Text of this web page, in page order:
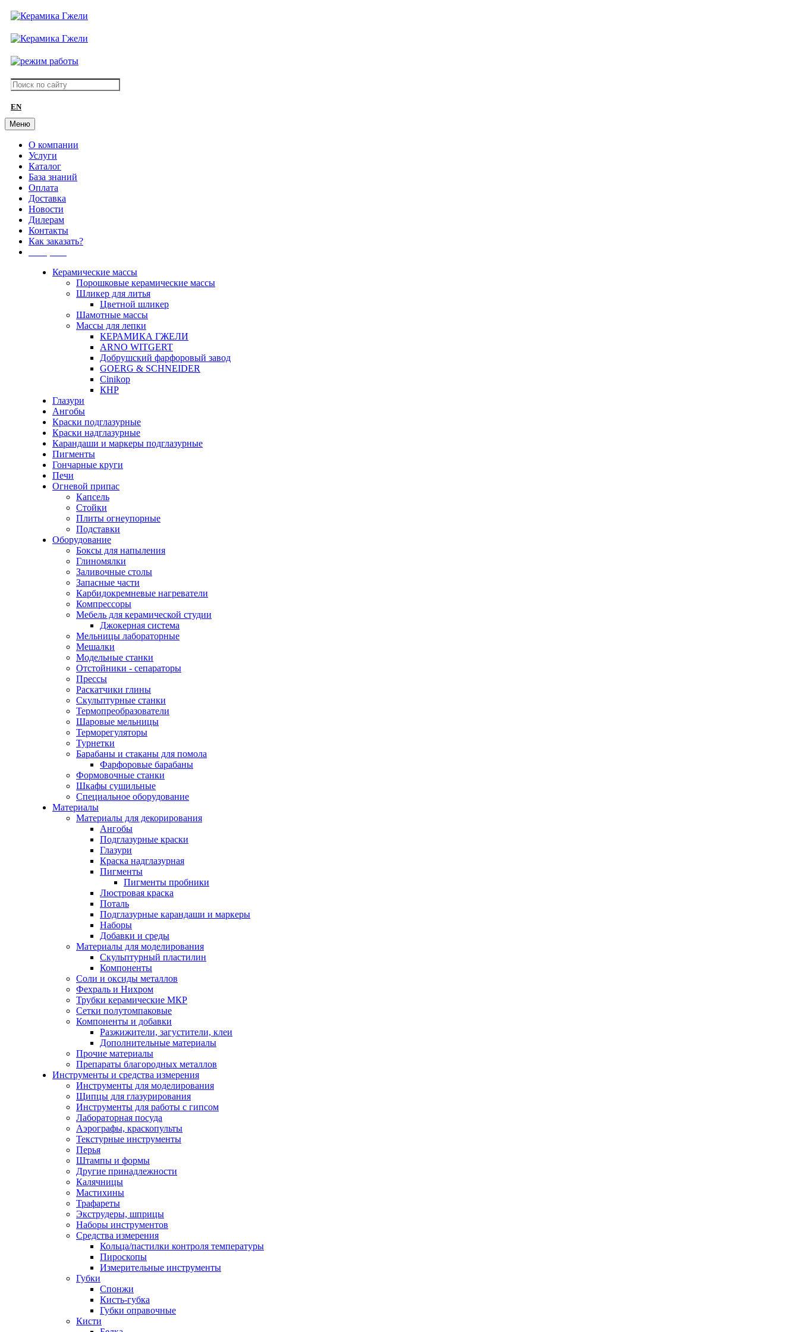
EN
Меню
О компании
Услуги
Каталог
База знаний
Оплата
Доставка
Новости
Дилерам
Контакты
Как заказать?
Керамические массы
Порошковые керамические массы
Шликер для литья
Цветной шликер
Шамотные массы
Массы для лепки
КЕРАМИКА ГЖЕЛИ
ARNO WITGERT
Добрушский фарфоровый завод
GOERG & SCHNEIDER
Cinikop
КНР
Глазури
Ангобы
Краски подглазурные
Краски надглазурные
Карандаши и маркеры подглазурные
Пигменты
Гончарные круги
Печи
Огневой припас
Капсель
Стойки
Плиты огнеупорные
Подставки
Оборудование
Боксы для напыления
Глиномялки
Заливочные столы
Запасные части
Карбидокремневые нагреватели
Компрессоры
Мебель для керамической студии
Джокерная система
Мельницы лабораторные
Мешалки
Модельные станки
Отстойники - сепараторы
Прессы
Раскатчики глины
Скульптурные станки
Термопреобразователи
Шаровые мельницы
Терморегуляторы
Турнетки
Барабаны и стаканы для помола
Фарфоровые барабаны
Формовочные станки
Шкафы сушильные
Специальное оборудование
Материалы
Материалы для декорирования
Ангобы
Подглазурные краски
Глазури
Краска надглазурная
Пигменты
Пигменты пробники
Люстровая краска
Поталь
Подглазурные карандаши и маркеры
Наборы
Добавки и среды
Материалы для моделирования
Скульптурный пластилин
Компоненты
Соли и оксиды металлов
Фехраль и Нихром
Трубки керамические МКР
Сетки полутомпаковые
Компоненты и добавки
Разжижители, загустители, клеи
Дополнительные материалы
Прочие материалы
Препараты благородных металлов
Инструменты и средства измерения
Инструменты для моделирования
Щипцы для глазурирования
Инструменты для работы с гипсом
Лабораторная посуда
Аэрографы, краскопульты
Текстурные инструменты
Перья
Штампы и формы
Другие принадлежности
Калячницы
Мастихины
Трафареты
Экструдеры, шприцы
Наборы инструментов
Средства измерения
Кольца/пастилки контроля температуры
Пироскопы
Измерительные инструменты
Губки
Спонжи
Кисть-губка
Губки оправочные
Кисти